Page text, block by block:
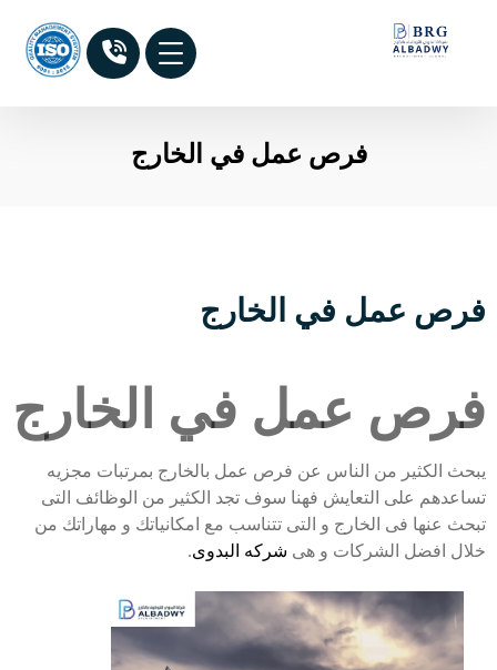
فرص عمل في الخارج
فرص عمل في الخارج
فرص عمل في الخارج
يبحث الكثير من الناس عن فرص عمل بالخارج بمرتبات مجزيه
تساعدهم على التعايش فهنا سوف تجد الكثير من الوظائف التى
تبحث عنها فى الخارج و التى تتناسب مع امكانياتك و مهاراتك من
خلال افضل الشركات و هى شركه البدوى.